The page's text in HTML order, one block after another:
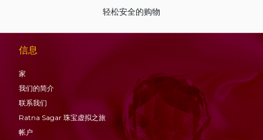
轻松安全的购物
信息
家
我们的简介
联系我们
Ratna Sagar 珠宝虚拟之旅
帐户